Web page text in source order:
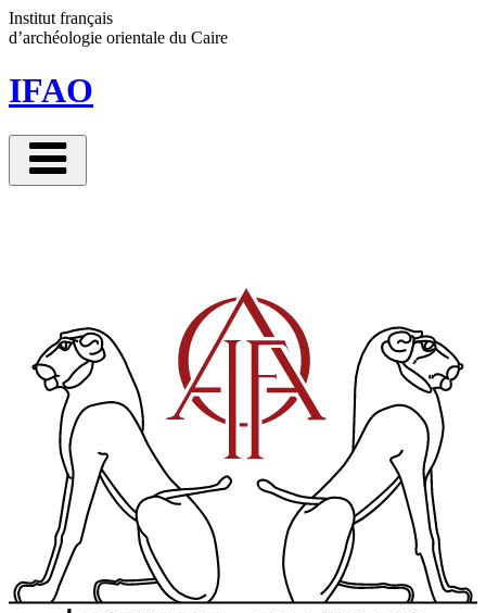
Institut français
d’archéologie orientale du Caire
IFAO
Panneau de gestion des cookies